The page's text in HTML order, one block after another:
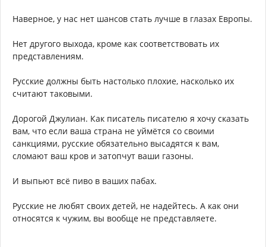
Наверное, у нас нет шансов стать лучше в глазах Европы.
Нет другого выхода, кроме как соответствовать их
представлениям.
Русские должны быть настолько плохие, насколько их
считают таковыми.
Дорогой Джулиан. Как писатель писателю я хочу сказать
вам, что если ваша страна не уймётся со своими
санкциями, русские обязательно высадятся к вам,
сломают ваш кров и затопчут ваши газоны.
И выпьют всё пиво в ваших пабах.
Русские не любят своих детей, не надейтесь. А как они
относятся к чужим, вы вообще не представляете.